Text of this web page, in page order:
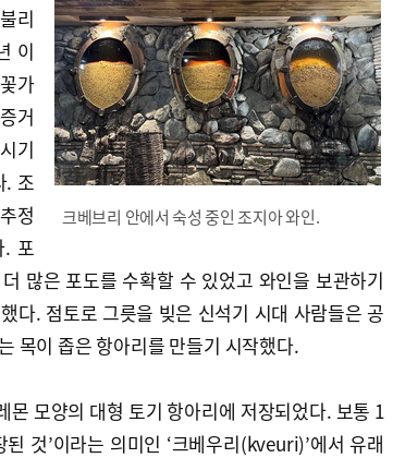
크베브리 안에서 숙성 중인 조지아 와인.
리
이
가
거
기
. 조
정
. 포
많은 포도를 수확할 수 있었고 와인을 보관하기
다. 점토로 그릇을 빚은 신석기 시대 사람들은 공
목이 좁은 항아리를 만들기 시작했다.
몬 모양의 대형 토기 항아리에 저장되었다. 보통 1
것’이라는 의미인 ‘크베우리(kveuri)’에서 유래